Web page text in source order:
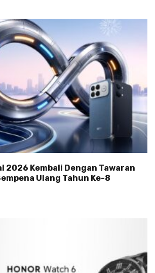
2026 Kembali Dengan Tawaran
Ulang Tahun Ke-8